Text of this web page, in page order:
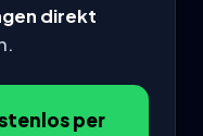
direkt
per